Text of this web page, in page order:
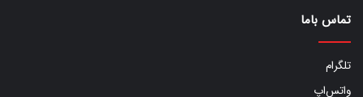
تماس باما
تلگرام
واتس‌اپ